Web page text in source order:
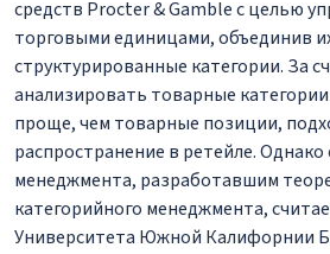
средств Procter & Gamble с целью
торговыми единицами, объединив
структурированные категории. За
анализировать товарные
проще, чем товарные позиции,
распространение в ретейле.
менеджмента, разработавшим
категорийного менеджмента,
Университета Южной Калифорнии